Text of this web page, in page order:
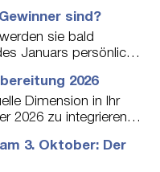
in Santiago
Franzosen im
immer noch in
sind?
sie bald
2026
Dimension in Ihr
2026 zu integrieren,
3. Oktober: Der